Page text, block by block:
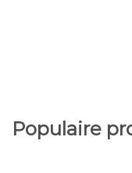
Populaire